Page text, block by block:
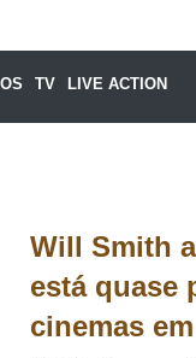
TV LIVE ACTION
Will Smith
está quase
cinemas